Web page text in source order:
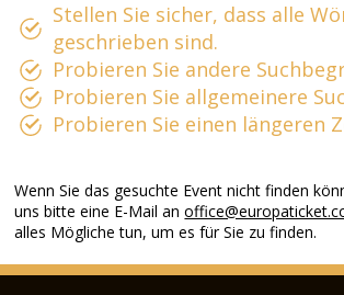
Stellen Sie sicher, dass alle
geschrieben sind.
Probieren Sie andere
Probieren Sie allgemeinere
Probieren Sie einen längeren
Wenn Sie das gesuchte Event nicht finden
uns bitte eine E-Mail an
alles Mögliche tun, um es für Sie zu finden.